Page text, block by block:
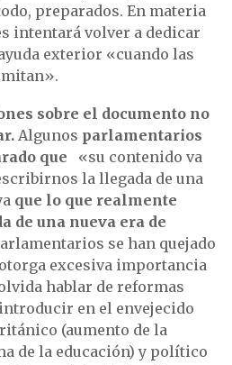
preparados. En materia
intentará volver a dedicar
exterior «cuando las
sobre el documento no
Algunos parlamentarios
que «su contenido va
la llegada de una
que lo que realmente
de una nueva era de
se han quejado
excesiva importancia
hablar de reformas
en el envejecido
(aumento de la
de la educación) y político